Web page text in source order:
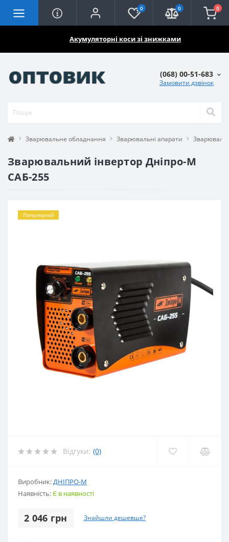
Акумуляторні коси зі знижками
0 0 0
(068) 00-51-683
Замовити дзвінок
Зварювальне обладнання Зварювальні апарати
Зварювальний інвертор Дніпро-М
САБ-255
Популярний
Відгуки: (0)
Виробник: ДНІПРО-М
Наявність:Є в наявності
2 046 грн Знайшли дешевше?